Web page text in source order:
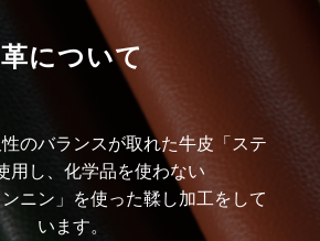
革について
のバランスが取れた牛皮「ステ
用し、化学品を使わない
ニン」を使った鞣し加工をして
います。